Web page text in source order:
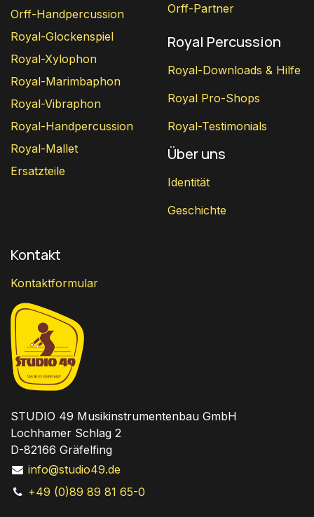
Orff-Handpercussion
Royal-Glockenspiel
Royal-Xylophon
Royal-Marimbaphon
Royal-Vibraphon
Royal-Handpercussion
Royal-Mallet
Ersatzteile
Orff-Partner
Royal Percussion
Royal-Downloads & Hilfe
Royal Pro-Shops
Royal-Testimonials
Über uns
Identität
Geschichte
Kontakt
Kontaktformular
STUDIO 49 Musikinstrumentenbau GmbH
Lochhamer Schlag 2
D-82166 Gräfelfing
info@studio49.de
+49 (0)89 89 81 65-0